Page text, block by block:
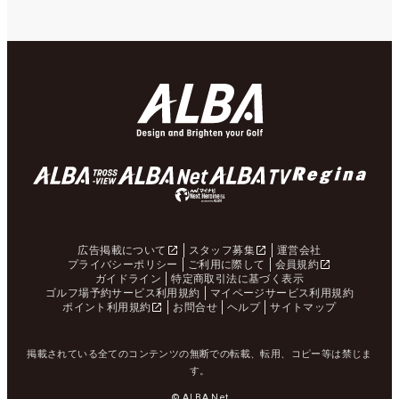
広告掲載について スタッフ募集
運営会社
プライバシーポリシー
ご利用に際して
会員規約
ガイドライン
特定商取引法に基づく表示
ゴルフ場予約サービス利用規約
マイページサービス利用規約
ポイント利用規約
お問合せ ヘルプ サイトマップ
掲載されている全てのコンテンツの無断での転載、転用、コピー等は禁じま
す。